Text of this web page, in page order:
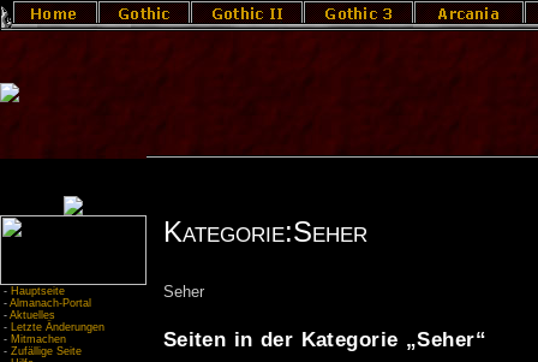
- Hauptseite
- Almanach-Portal
- Aktuelles
- Letzte Änderungen
- Mitmachen
- Zufällige Seite
Kategorie:Seher
Seher
Seiten in der Kategorie „Seher“